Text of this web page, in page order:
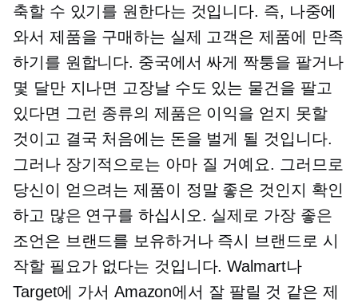
축할 수 있기를 원한다는 것입니다. 즉, 나중에
와서 제품을 구매하는 실제 고객은 제품에 만족
하기를 원합니다. 중국에서 싸게 짝퉁을 팔거나
몇 달만 지나면 고장날 수도 있는 물건을 팔고
있다면 그런 종류의 제품은 이익을 얻지 못할
것이고 결국 처음에는 돈을 벌게 될 것입니다.
그러나 장기적으로는 아마 질 거예요. 그러므로
당신이 얻으려는 제품이 정말 좋은 것인지 확인
하고 많은 연구를 하십시오. 실제로 가장 좋은
조언은 브랜드를 보유하거나 즉시 브랜드로 시
작할 필요가 없다는 것입니다. Walmart나
Target에 가서 Amazon에서 잘 팔릴 것 같은 제